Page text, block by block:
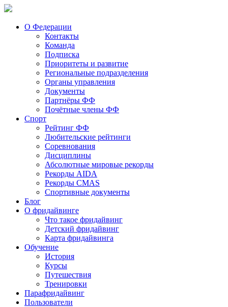
О Федерации
Контакты
Команда
Подписка
Приоритеты и развитие
Региональные подразделения
Органы управления
Документы
Партнёры ФФ
Почётные члены ФФ
Спорт
Рейтинг ФФ
Любительские рейтинги
Соревнования
Дисциплины
Абсолютные мировые рекорды
Рекорды AIDA
Рекорды CMAS
Спортивные документы
Блог
О фридайвинге
Что такое фридайвинг
Детский фридайвинг
Карта фридайвинга
Обучение
История
Курсы
Путешествия
Тренировки
Парафридайвинг
Пользователи